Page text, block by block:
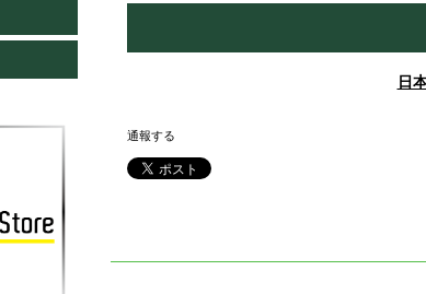
日
通報する